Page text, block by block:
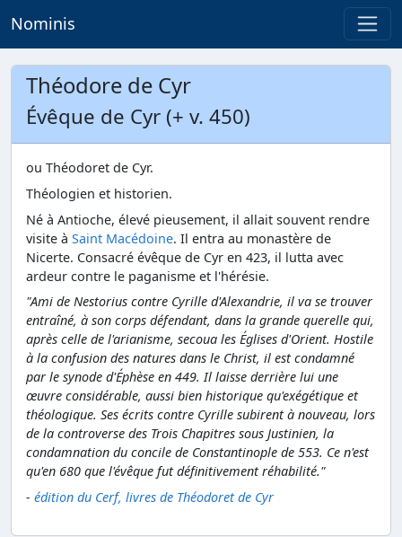
Nominis
Théodore de Cyr
Évêque de Cyr (+ v. 450)
ou Théodoret de Cyr.
Théologien et historien.
Né à Antioche, élevé pieusement, il allait souvent rendre
visite à Saint Macédoine. Il entra au monastère de
Nicerte. Consacré évêque de Cyr en 423, il lutta avec
ardeur contre le paganisme et l'hérésie.
"Ami de Nestorius contre Cyrille d'Alexandrie, il va se trouver
entraîné, à son corps défendant, dans la grande querelle qui,
après celle de l'arianisme, secoua les Églises d'Orient. Hostile
à la confusion des natures dans le Christ, il est condamné
par le synode d'Éphèse en 449. Il laisse derrière lui une
œuvre considérable, aussi bien historique qu'exégétique et
théologique. Ses écrits contre Cyrille subirent à nouveau, lors
de la controverse des Trois Chapitres sous Justinien, la
condamnation du concile de Constantinople de 553. Ce n'est
qu'en 680 que l'évêque fut définitivement réhabilité."
- édition du Cerf, livres de Théodoret de Cyr